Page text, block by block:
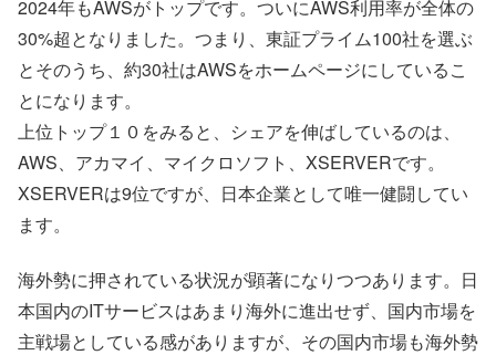
2024年もAWSがトップです。ついにAWS利用率が全体の
30%超となりました。つまり、東証プライム100社を選ぶ
とそのうち、約30社はAWSをホームページにしているこ
とになります。
上位トップ１０をみると、シェアを伸ばしているのは、
AWS、アカマイ、マイクロソフト、XSERVERです。
XSERVERは9位ですが、日本企業として唯一健闘してい
ます。
海外勢に押されている状況が顕著になりつつあります。日
本国内のITサービスはあまり海外に進出せず、国内市場を
主戦場としている感がありますが、その国内市場も海外勢